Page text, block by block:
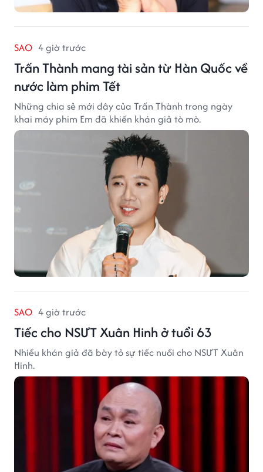
SAO 4 giờ trước
Trấn Thành mang tài sản từ Hàn Quốc về
nước làm phim Tết
Những chia sẻ mới đây của Trấn Thành trong ngày
khai máy phim Em đã khiến khán giả tò mò.
SAO 4 giờ trước
Tiếc cho NSƯT Xuân Hinh ở tuổi 63
Nhiều khán giả đã bày tỏ sự tiếc nuối cho NSƯT Xuân
Hinh.